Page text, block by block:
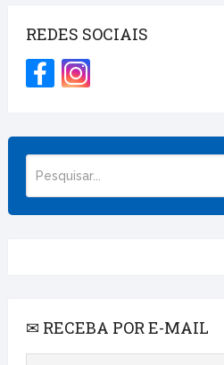
REDES SOCIAIS
✉ RECEBA POR E-MAIL